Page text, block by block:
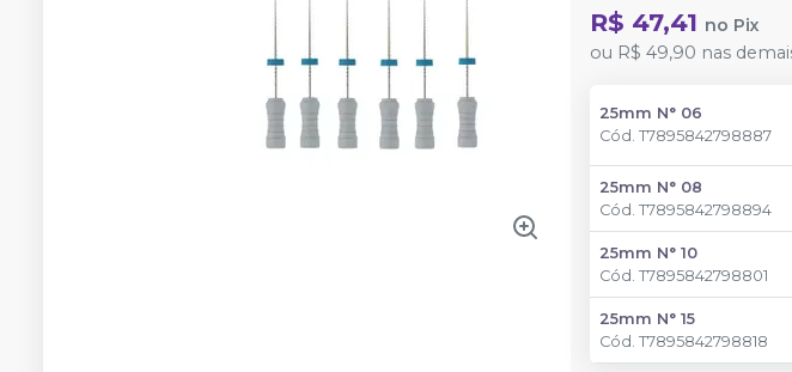
R$ 47,41 no Pix
ou R$ 49,90 nas
25mm N° 06
Cód.T7895842798887
25mm N° 08
Cód.T7895842798894
25mm N° 10
Cód.T7895842798801
25mm N° 15
Cód.T7895842798818